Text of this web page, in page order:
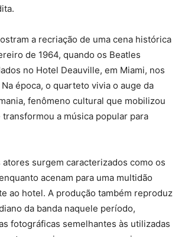
a recriação de uma cena histórica
de 1964, quando os Beatles
no Hotel Deauville, em Miami, nos
época, o quarteto vivia o auge da
fenômeno cultural que mobilizou
a música popular para
atores surgem caracterizados como os
acenam para uma multidão
ao hotel. A produção também reproduz
da banda naquele período,
fotográficas semelhantes às utilizadas